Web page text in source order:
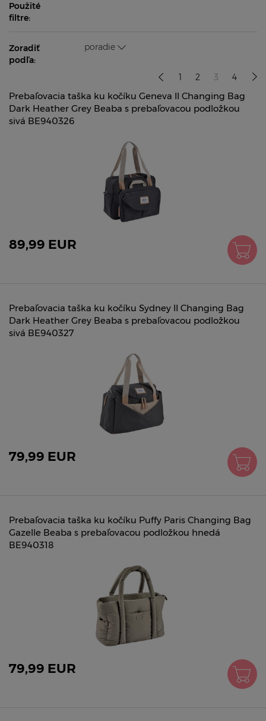
Použité
filtre:
Zoradiť
podľa:
poradie
1 2 3 4
Prebaľovacia taška ku kočíku Geneva II Changing Bag
Dark Heather Grey Beaba s prebaľovacou podložkou
sivá BE940326
89,99 EUR
Prebaľovacia taška ku kočíku Sydney II Changing Bag
Dark Heather Grey Beaba s prebaľovacou podložkou
sivá BE940327
79,99 EUR
Prebaľovacia taška ku kočíku Puffy Paris Changing Bag
Gazelle Beaba s prebaľovacou podložkou hnedá
BE940318
79,99 EUR